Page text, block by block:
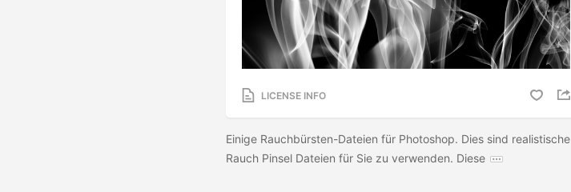
LICENSE INFO
Einige Rauchbürsten-Dateien für Photoshop. Dies sind realistische
Rauch Pinsel Dateien für Sie zu verwenden. Diese